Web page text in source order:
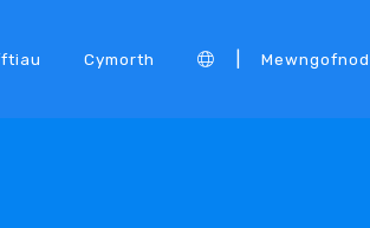
Cymorth